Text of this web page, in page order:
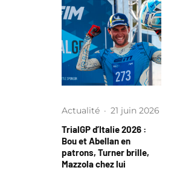
Actualité · 21 juin 2026
TrialGP d’Italie 2026 :
Bou et Abellan en
patrons, Turner brille,
Mazzola chez lui